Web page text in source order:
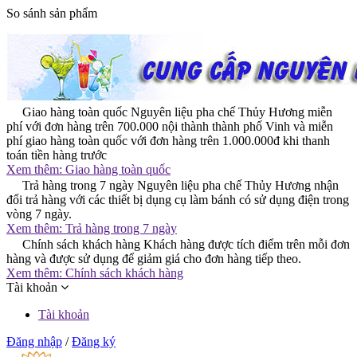
So sánh sản phẩm
Giao hàng toàn quốc Nguyên liệu pha chế Thủy Hương miễn
phí với đơn hàng trên 700.000 nội thành thành phố Vinh và miễn
phí giao hàng toàn quốc với đơn hàng trên 1.000.000đ khi thanh
toán tiền hàng trước
Xem thêm: Giao hàng toàn quốc
Trả hàng trong 7 ngày Nguyên liệu pha chế Thủy Hương nhận
đổi trả hàng với các thiết bị dụng cụ làm bánh có sử dụng điện trong
vòng 7 ngày.
Xem thêm: Trả hàng trong 7 ngày
Chính sách khách hàng Khách hàng được tích điểm trên mỗi đơn
hàng và được sử dụng để giảm giá cho đơn hàng tiếp theo.
Xem thêm: Chính sách khách hàng
Tài khoản
Tài khoản
Đăng nhập /Đăng ký